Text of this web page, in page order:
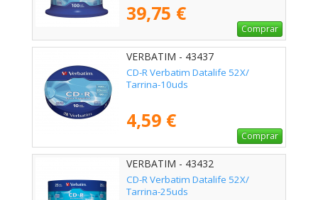
39,75 €
Comprar
VERBATIM - 43437
CD-R Verbatim Datalife 52X/
Tarrina-10uds
4,59 €
Comprar
VERBATIM - 43432
CD-R Verbatim Datalife 52X/
Tarrina-25uds